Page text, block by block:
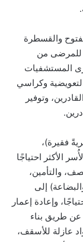
والقسطرة
للمرضى من
المستشفيات
وكراسي
وتوفير
فقيرة)،
الأكثر احتياجًا
والتأمين،
إلى
وإعادة إعمار
عن طريق بناء
عازلة للأسقف،